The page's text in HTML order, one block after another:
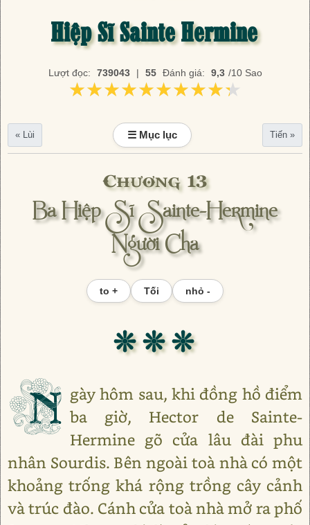
Hiệp Sĩ Sainte Hermine
Lượt đọc: 739043 | 55 Đánh giá: 9,3 /10 Sao
★★★★★★★★★★
★★★★★★★★★★
« Lùi ☰ Mục lục Tiến »
Chương 13
Ba Hiệp Sĩ Sainte-Hermine
Người Cha
to + Tối nhỏ -
❊ ❊ ❊
N gày hôm sau, khi đồng hồ điểm
ba giờ, Hector de Sainte-
Hermine gõ cửa lâu đài phu
nhân Sourdis. Bên ngoài toà nhà có một
khoảng trống khá rộng trồng cây cảnh
và trúc đào. Cánh cửa toà nhà mở ra phố